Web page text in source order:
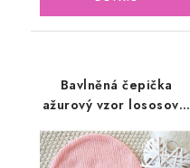
Bavlněná čepička
ažurový vzor lososová,